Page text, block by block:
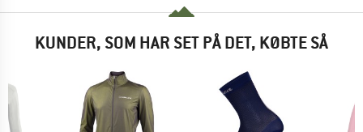
KUNDER, SOM HAR SET PÅ DET, KØBTE SÅ